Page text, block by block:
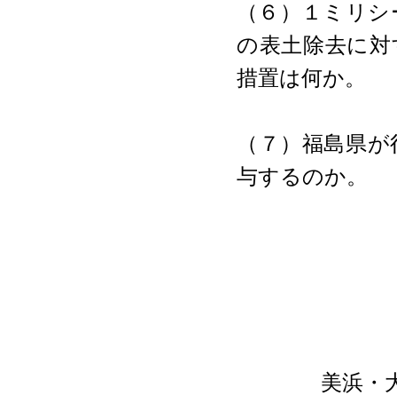
（６）１ミリ
の表土除去に
措置は何か。
（７）福島県
与するのか。
美浜・